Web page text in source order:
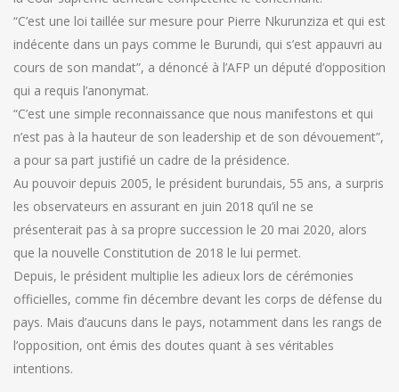
“C’est une loi taillée sur mesure pour Pierre Nkurunziza et qui est
indécente dans un pays comme le Burundi, qui s’est appauvri au
cours de son mandat”, a dénoncé à l’AFP un député d’opposition
qui a requis l’anonymat.
“C’est une simple reconnaissance que nous manifestons et qui
n’est pas à la hauteur de son leadership et de son dévouement”,
a pour sa part justifié un cadre de la présidence.
Au pouvoir depuis 2005, le président burundais, 55 ans, a surpris
les observateurs en assurant en juin 2018 qu’il ne se
présenterait pas à sa propre succession le 20 mai 2020, alors
que la nouvelle Constitution de 2018 le lui permet.
Depuis, le président multiplie les adieux lors de cérémonies
officielles, comme fin décembre devant les corps de défense du
pays. Mais d’aucuns dans le pays, notamment dans les rangs de
l’opposition, ont émis des doutes quant à ses véritables
intentions.